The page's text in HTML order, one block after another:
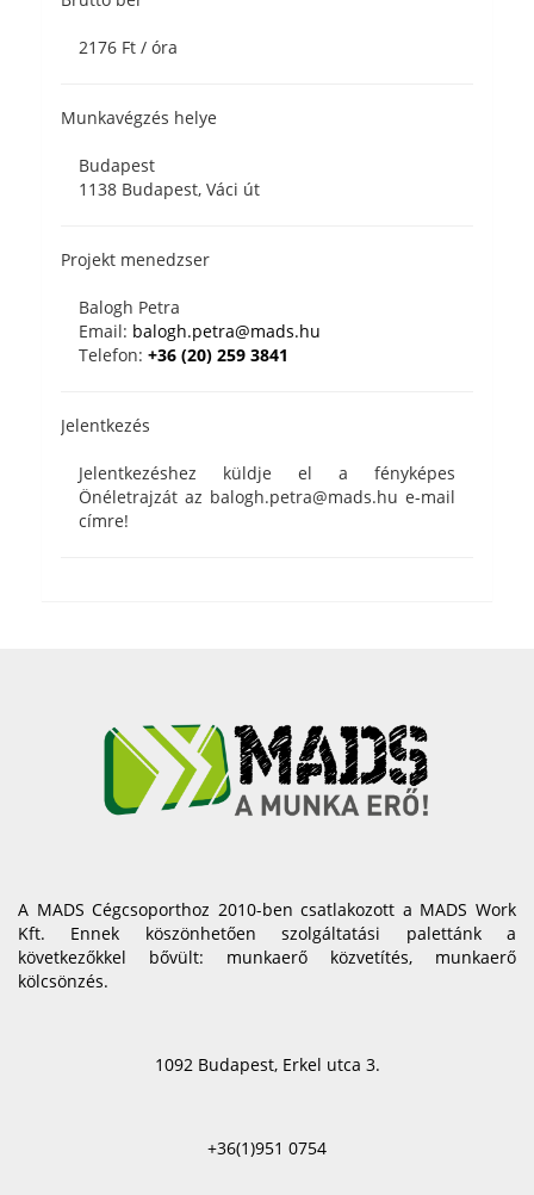
2176 Ft / óra
Munkavégzés helye
Budapest
1138 Budapest, Váci út
Projekt menedzser
Balogh Petra
Email: balogh.petra@mads.hu
Telefon: +36 (20) 259 3841
Jelentkezés
Jelentkezéshez küldje el a fényképes
Önéletrajzát az balogh.petra@mads.hu e-mail
címre!
A MADS Cégcsoporthoz 2010-ben csatlakozott a MADS Work
Kft. Ennek köszönhetően szolgáltatási palettánk a
következőkkel bővült: munkaerő közvetítés, munkaerő
kölcsönzés.
1092 Budapest, Erkel utca 3.
+36(1)951 0754